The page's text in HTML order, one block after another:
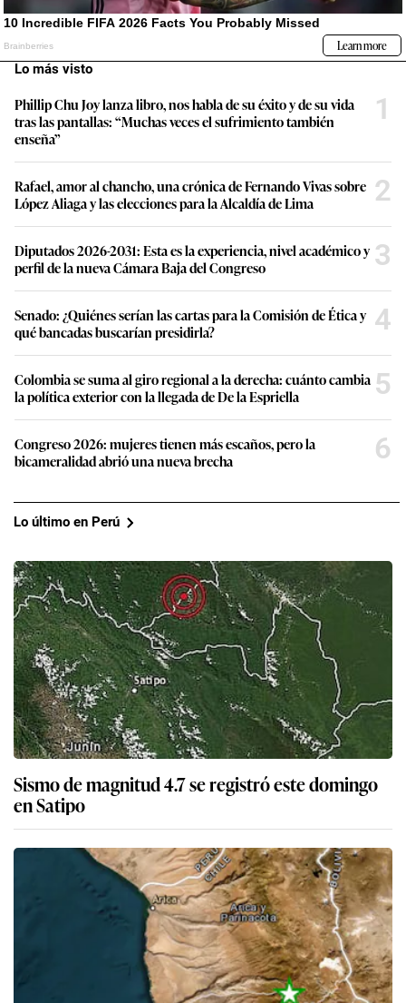
Lo más visto
Phillip Chu Joy lanza libro, nos habla de su éxito y de su vida
tras las pantallas: “Muchas veces el sufrimiento también
enseña”
1
Rafael, amor al chancho, una crónica de Fernando Vivas sobre
López Aliaga y las elecciones para la Alcaldía de Lima
2
Diputados 2026-2031: Esta es la experiencia, nivel académico y
perfil de la nueva Cámara Baja del Congreso
3
Senado: ¿Quiénes serían las cartas para la Comisión de Ética y
qué bancadas buscarían presidirla?
4
Colombia se suma al giro regional a la derecha: cuánto cambia
la política exterior con la llegada de De la Espriella
5
Congreso 2026: mujeres tienen más escaños, pero la
bicameralidad abrió una nueva brecha
6
Lo último en Perú
Sismo de magnitud 4.7 se registró este domingo
en Satipo